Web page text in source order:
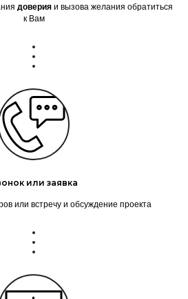
доверия и вызова желания обратиться
к Вам
или заявка
или встречу и обсуждение проекта